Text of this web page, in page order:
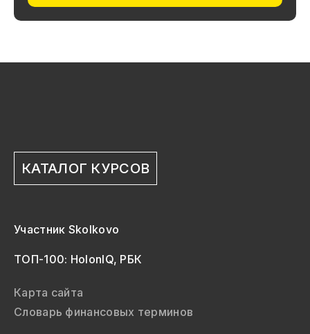
КАТАЛОГ КУРСОВ
Участник Skolkovo
ТОП-100: HolonIQ, РБК
Карта сайта
Словарь финансовых терминов